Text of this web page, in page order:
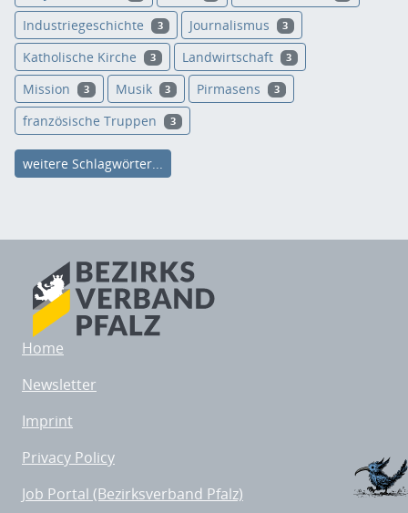
Industriegeschichte 3 Journalismus 3
Katholische Kirche 3 Landwirtschaft 3
Mission 3 Musik 3 Pirmasens 3
französische Truppen 3
weitere Schlagwörter...
Home
Newsletter
Imprint
Privacy Policy
Job Portal (Bezirksverband Pfalz)